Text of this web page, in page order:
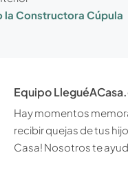
la Constructora Cúpula
Equipo
Hay momentos
recibir quejas de tus
Casa! Nosotros te